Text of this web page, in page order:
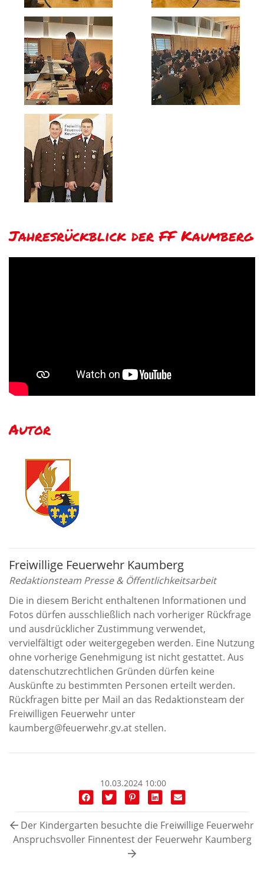
Jahresrückblick der FF Kaumberg
Autor
Freiwillige Feuerwehr Kaumberg
Redaktionsteam Presse & Öffentlichkeitsarbeit
Die in diesem Bericht enthaltenen Informationen und
Fotos dürfen ausschließlich nach vorheriger Rückfrage
und ausdrücklicher Zustimmung verwendet,
vervielfältigt oder weitergegeben werden. Eine Nutzung
ohne vorherige Genehmigung ist nicht gestattet. Aus
datenschutzrechtlichen Gründen dürfen keine
Auskünfte zu bestimmten Personen erteilt werden.
Rückfragen bitte per Mail an das Redaktionsteam der
Freiwilligen Feuerwehr unter
kaumberg@feuerwehr.gv.at stellen.
10.03.2024 10:00
Der Kindergarten besuchte die Freiwillige Feuerwehr
Anspruchsvoller Finnentest der Feuerwehr Kaumberg